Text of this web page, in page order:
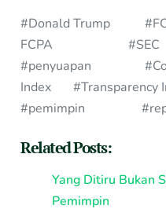
#Donald Trump
FCPA
#penyuapan
Index
#pemimpin
Related Posts:
Yang Ditiru Bukan
Pemimpin